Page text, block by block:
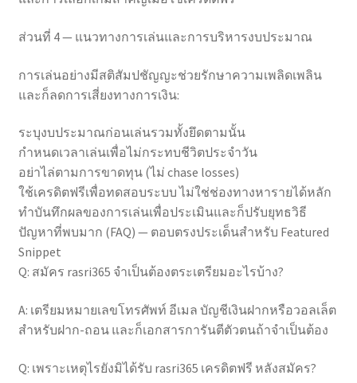
ส่วนที่ 4 — แนวทางการเล่นและการบริหารงบประมาณ
การเล่นอย่างมีสติสัมปชัญญะช่วยรักษาความเพลิดเพลิน
และก็ลดการเสี่ยงทางการเงิน:
ระบุงบประมาณก่อนเล่นรวมทั้งยึดตามนั้น
กำหนดเวลาเล่นเพื่อไม่กระทบชีวิตประจำวัน
อย่าไล่ตามการขาดทุน (ไม่ chase losses)
ใช้เครดิตฟรีเพื่อทดสอบระบบ ไม่ใช่ช่องทางหารายได้หลัก
ทำบันทึกผลของการเล่นเพื่อประเมินและก็ปรับยุทธวิธี
ปัญหาที่พบมาก (FAQ) — ตอบตรงประเด็นสำหรับ Featured
Snippet
Q: สมัคร rasri365 จำเป็นต้องตระเตรียมอะไรบ้าง?
A: เตรียมหมายเลขโทรศัพท์ อีเมล บัญชีเงินฝากหรือวอลเล็ต
สำหรับฝาก-ถอน และก็เอกสารการันตีตัวตนถ้าจำเป็นต้อง
Q: เพราะเหตุไรยังมิได้รับ rasri365 เครดิตฟรี หลังสมัคร?